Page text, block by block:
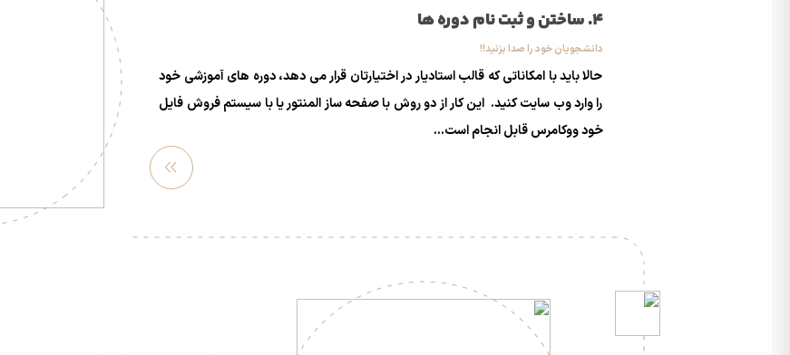
4. ساختن و ثبت نام دوره ها
دانشجویان خود را صدا بزنید!!
حالا باید با امکاناتی که قالب استادیار در اختیارتان قرار می دهد، دوره های آموزشی خود
را وارد وب سایت کنید. این کار از دو روش با صفحه ساز المنتور یا با سیستم فروش فایل
خود ووکامرس قابل انجام است...